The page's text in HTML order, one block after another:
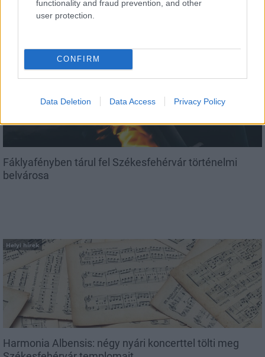
functionality and fraud prevention, and other
user protection.
CONFIRM
Data Deletion Data Access Privacy Policy
Fáklyafényben tárul fel Székesfehérvár történelmi
belvárosa
Helyi hírek
Harmonia Albensis: négy nyári koncerttel tölti meg